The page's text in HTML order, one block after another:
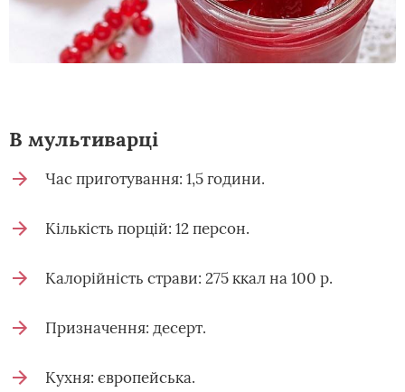
В мультиварці
Час приготування: 1,5 години.
Кількість порцій: 12 персон.
Калорійність страви: 275 ккал на 100 р.
Призначення: десерт.
Кухня: європейська.